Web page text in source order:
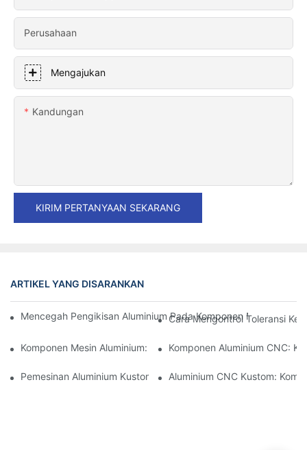
Perusahaan
Mengajukan
Kandungan
KIRIM PERTANYAAN SEKARANG
ARTIKEL YANG DISARANKAN
Mencegah Pengikisan Aluminium Pada Komponen Mesin
Cara Mengontrol Toleransi
Komponen Mesin Aluminium: Kustomisasi Untuk Pasar Niche
Komponen Aluminium CNC:
Pemesinan Aluminium Kustom: Menjelajahi Inovasi Industri
Aluminium CNC Kustom: